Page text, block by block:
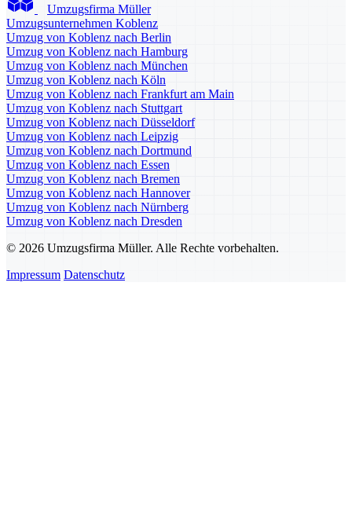
Umzugsfirma Müller
Umzugsunternehmen Koblenz
Umzug von Koblenz nach Berlin
Umzug von Koblenz nach Hamburg
Umzug von Koblenz nach München
Umzug von Koblenz nach Köln
Umzug von Koblenz nach Frankfurt am Main
Umzug von Koblenz nach Stuttgart
Umzug von Koblenz nach Düsseldorf
Umzug von Koblenz nach Leipzig
Umzug von Koblenz nach Dortmund
Umzug von Koblenz nach Essen
Umzug von Koblenz nach Bremen
Umzug von Koblenz nach Hannover
Umzug von Koblenz nach Nürnberg
Umzug von Koblenz nach Dresden
© 2026 Umzugsfirma Müller. Alle Rechte vorbehalten.
Impressum Datenschutz